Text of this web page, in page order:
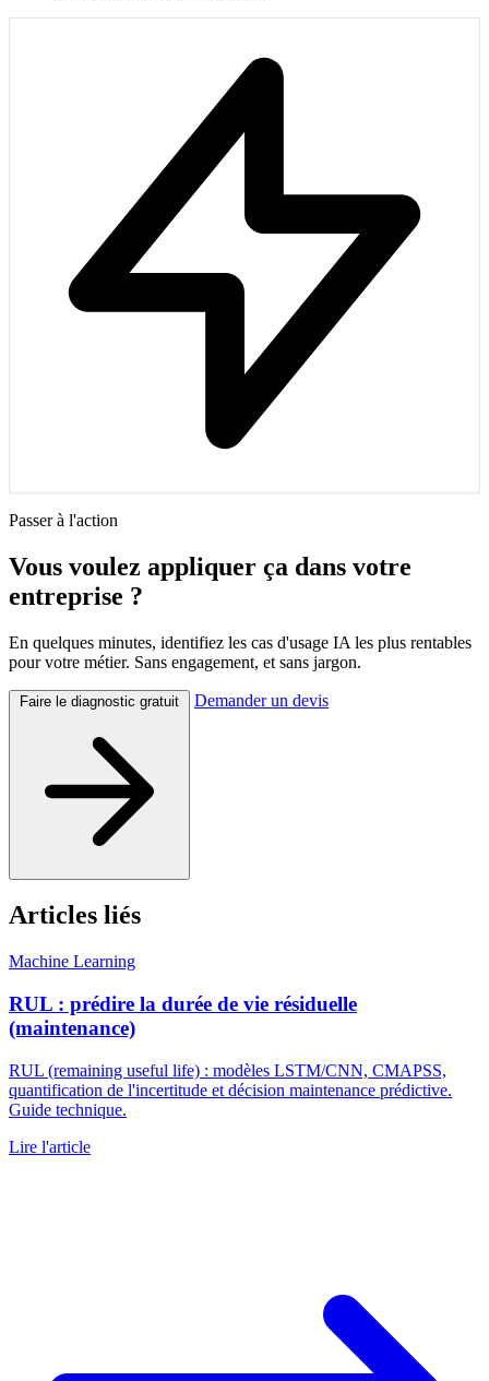
Passer à l'action
Vous voulez appliquer ça dans votre
entreprise ?
En quelques minutes, identifiez les cas d'usage IA les plus rentables
pour votre métier. Sans engagement, et sans jargon.
Faire le diagnostic gratuit Demander un devis
Articles liés
Machine Learning
RUL : prédire la durée de vie résiduelle
(maintenance)
RUL (remaining useful life) : modèles LSTM/CNN, CMAPSS,
quantification de l'incertitude et décision maintenance prédictive.
Guide technique.
Lire l'article